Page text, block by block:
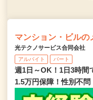
マンション・ビルの
光テクノサービス合同会社
アルバイト パート
週1日～OK！1日3時間
1.5万円保障！性別不問